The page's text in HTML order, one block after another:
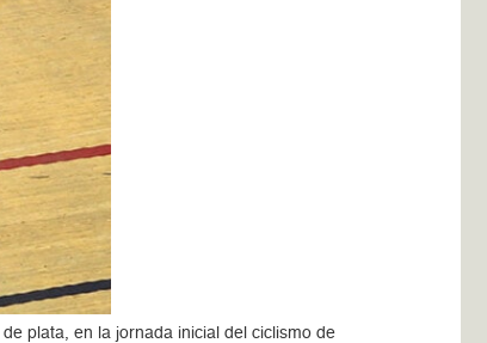
plata, en la jornada inicial del ciclismo de